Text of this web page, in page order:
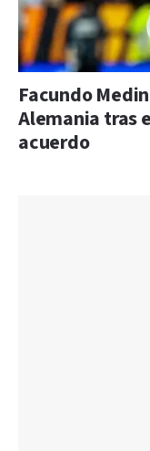
Facundo
Alemania tras
acuerdo